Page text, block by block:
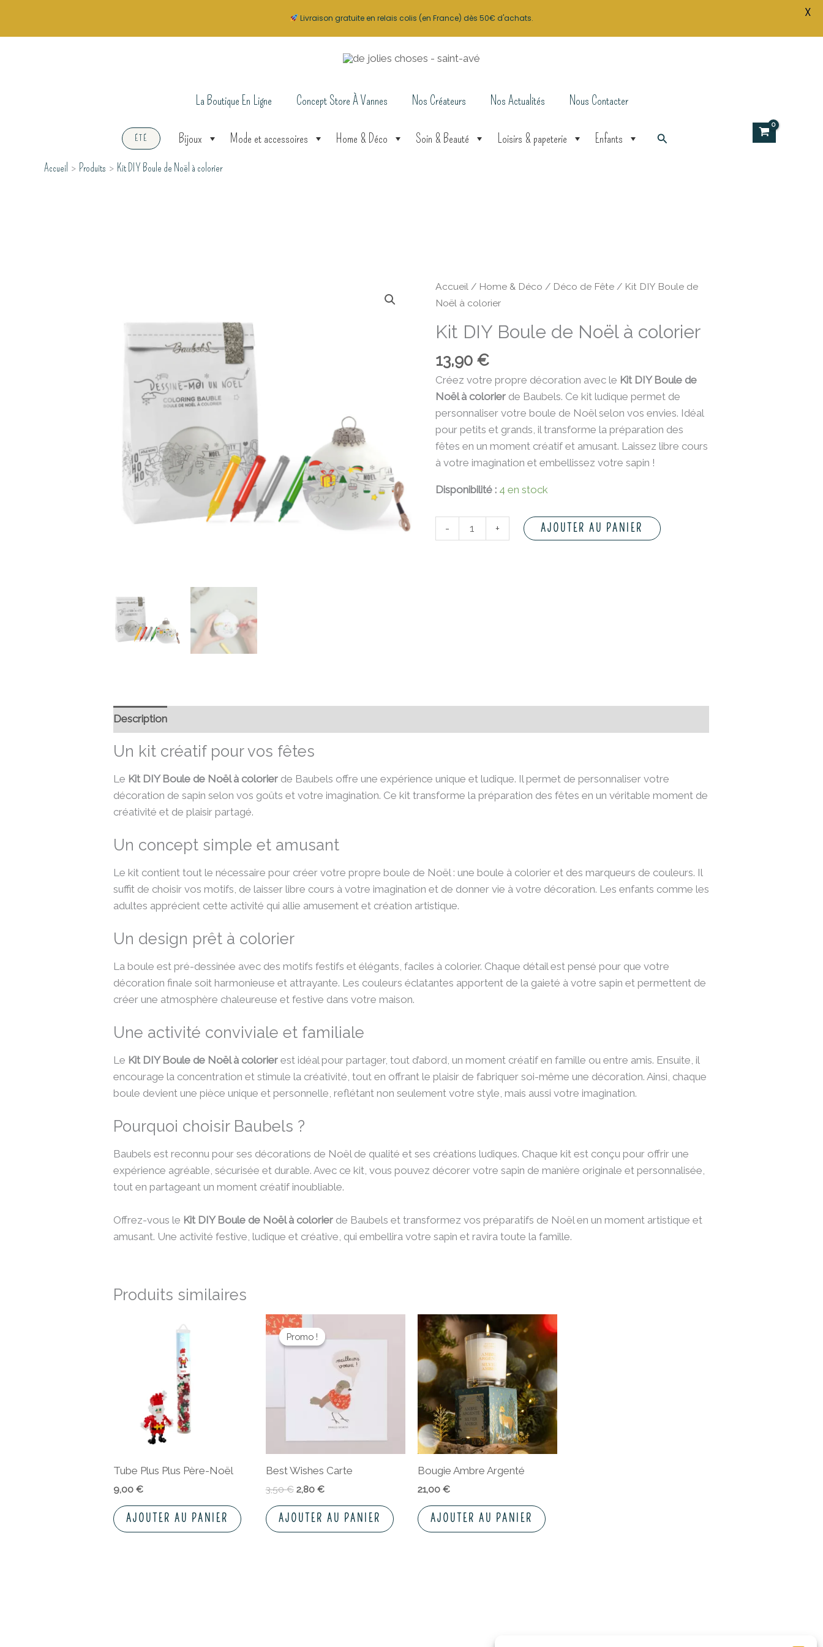
La Boutique En Ligne Concept Store À Vannes Nos Créateurs Nos Actualités Nous Contacter
ÉTÉ Bijoux Mode et accessoires Home & Déco Soin & Beauté Loisirs & papeterie Enfants Rechercher
Accueil Produits Kit DIY Boule de Noël à colorier
Accueil/ Home & Déco / Déco de Fête/ Kit DIY Boule de
Noël à colorier
Kit DIY Boule de Noël à colorier
13,90 €
Créez votre propre décoration avec le Kit DIY Boule de
Noël à colorierde Baubels. Ce kit ludique permet de
personnaliser votre boule de Noël selon vos envies. Idéal
pour petits et grands, il transforme la préparation des
fêtes en un moment créatif et amusant. Laissez libre cours
à votre imagination et embellissez votre sapin !
Disponibilité : 4 en stock
-
quantité
de
DIY
de
Noël
à
colorier
+ AJOUTER AU PANIER
Description
Un kit créatif pour vos fêtes
Le Kit DIY Boule de Noël à colorier de Baubels offre une expérience unique et ludique. Il permet de personnaliser votre
décoration de sapin selon vos goûts et votre imagination. Ce kit transforme la préparation des fêtes en un véritable moment de
créativité et de plaisir partagé.
Un concept simple et amusant
Le kit contient tout le nécessaire pour créer votre propre boule de Noël : une boule à colorier et des marqueurs de couleurs. Il
suffit de choisir vos motifs, de laisser libre cours à votre imagination et de donner vie à votre décoration. Les enfants comme les
adultes apprécient cette activité qui allie amusement et création artistique.
Un design prêt à colorier
La boule est pré-dessinée avec des motifs festifs et élégants, faciles à colorier. Chaque détail est pensé pour que votre
décoration finale soit harmonieuse et attrayante. Les couleurs éclatantes apportent de la gaieté à votre sapin et permettent de
créer une atmosphère chaleureuse et festive dans votre maison.
Une activité conviviale et familiale
Le Kit DIY Boule de Noël à colorier est idéal pour partager, tout d’abord, un moment créatif en famille ou entre amis. Ensuite, il
encourage la concentration et stimule la créativité, tout en offrant le plaisir de fabriquer soi-même une décoration. Ainsi, chaque
boule devient une pièce unique et personnelle, reflétant non seulement votre style, mais aussi votre imagination.
Pourquoi choisir Baubels ?
Baubels est reconnu pour ses décorations de Noël de qualité et ses créations ludiques. Chaque kit est conçu pour offrir une
expérience agréable, sécurisée et durable. Avec ce kit, vous pouvez décorer votre sapin de manière originale et personnalisée,
tout en partageant un moment créatif inoubliable.
Offrez-vous le Kit DIY Boule de Noël à colorier de Baubels et transformez vos préparatifs de Noël en un moment artistique et
amusant. Une activité festive, ludique et créative, qui embellira votre sapin et ravira toute la famille.
Produits similaires
Tube Plus Plus Père-Noël
9,00€
AJOUTER AU PANIER
Promo !
Promo !
Best Wishes Carte
3,50€
Le
prix
initial
2,80 €
prix
actuel
est :
2,80 €.
AJOUTER AU PANIER
Bougie Ambre Argenté
21,00 €
AJOUTER AU PANIER
Livraison gratuite en relais colis (en France) dès 50€ d'achats. X
colorier